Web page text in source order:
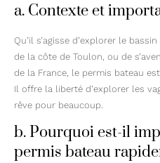
a. Contexte et
Qu’il s’agisse d’explorer le
de la côte de Toulon, ou de
de la France, le permis bateau
Il offre la liberté d’explorer les
rêve pour beaucoup.
b. Pourquoi est-il
permis bateau